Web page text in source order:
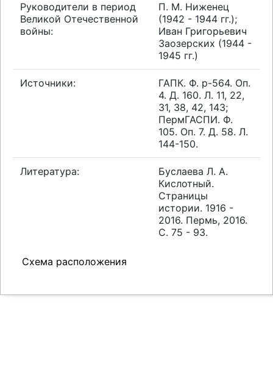
Руководители в период
Великой Отечественной
войны:
П. М. Ниженец
(1942 - 1944 гг.);
Иван Григорьевич
Заозерских (1944 -
1945 гг.)
Источники:
ГАПК. Ф. р-564. Оп.
4. Д. 160. Л. 11, 22,
31, 38, 42, 143;
ПермГАСПИ. Ф.
105. Оп. 7. Д. 58. Л.
144-150.
Литература:
Буслаева Л. А.
Кислотный.
Страницы
истории. 1916 -
2016. Пермь, 2016.
С. 75 - 93.
Схема расположения